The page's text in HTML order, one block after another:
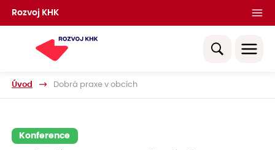
Rozvoj KHK
Úvod Dobrá praxe v obcích
Konference